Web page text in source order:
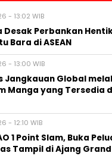
- 13:02 WIB
Desak Perbankan
Bara di ASEAN
- 13:00 WIB
Jangkauan Global
Manga yang Tersedia
- 12:10 WIB
1 Point Slam, Buka
Tampil di Ajang